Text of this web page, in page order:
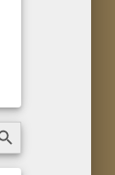
Button